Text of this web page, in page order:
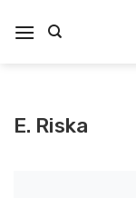
na
E. Riska